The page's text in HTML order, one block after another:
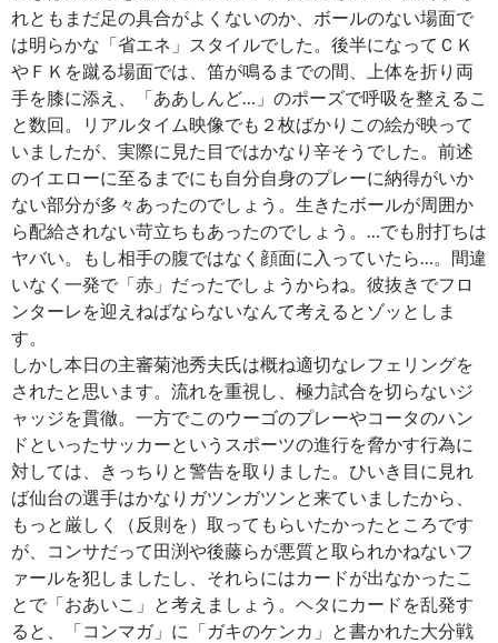
れともまだ足の具合がよくないのか、ボールのない場面で
は明らかな「省エネ」スタイルでした。後半になってＣＫ
やＦＫを蹴る場面では、笛が鳴るまでの間、上体を折り両
手を膝に添え、「ああしんど…」のポーズで呼吸を整えるこ
と数回。リアルタイム映像でも２枚ばかりこの絵が映って
いましたが、実際に見た目ではかなり辛そうでした。前述
のイエローに至るまでにも自分自身のプレーに納得がいか
ない部分が多々あったのでしょう。生きたボールが周囲か
ら配給されない苛立ちもあったのでしょう。…でも肘打ちは
ヤバい。もし相手の腹ではなく顔面に入っていたら…。間違
いなく一発で「赤」だったでしょうからね。彼抜きでフロ
ンターレを迎えねばならないなんて考えるとゾッとしま
す。
しかし本日の主審菊池秀夫氏は概ね適切なレフェリングを
されたと思います。流れを重視し、極力試合を切らないジ
ャッジを貫徹。一方でこのウーゴのプレーやコータのハン
ドといったサッカーというスポーツの進行を脅かす行為に
対しては、きっちりと警告を取りました。ひいき目に見れ
ば仙台の選手はかなりガツンガツンと来ていましたから、
もっと厳しく（反則を）取ってもらいたかったところです
が、コンサだって田渕や後藤らが悪質と取られかねないフ
ァールを犯しましたし、それらにはカードが出なかったこ
とで「おあいこ」と考えましょう。ヘタにカードを乱発す
ると、「コンマガ」に「ガキのケンカ」と書かれた大分戦